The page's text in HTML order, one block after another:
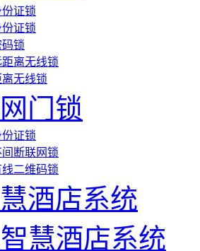
证锁
证锁
锁
离无线锁
无线锁
门锁
证锁
断联网锁
二维码锁
酒店系统
慧酒店系统